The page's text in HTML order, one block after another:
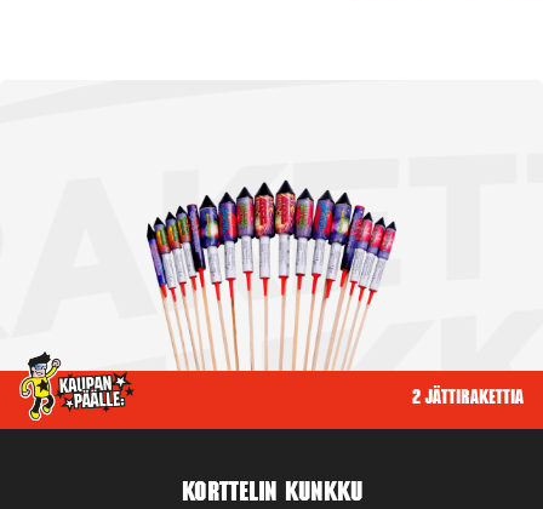
2 jättirakettia
Korttelin kunkku